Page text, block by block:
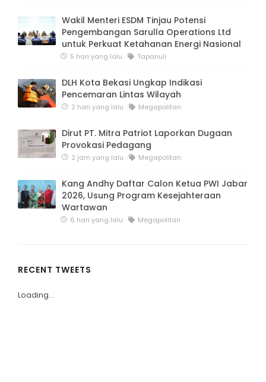
Wakil Menteri ESDM Tinjau Potensi
Pengembangan Sarulla Operations Ltd
untuk Perkuat Ketahanan Energi Nasional
5 hari yang lalu Tapanuli
DLH Kota Bekasi Ungkap Indikasi
Pencemaran Lintas Wilayah
2 hari yang lalu Megapolitan
Dirut PT. Mitra Patriot Laporkan Dugaan
Provokasi Pedagang
2 jam yang lalu Megapolitan
Kang Andhy Daftar Calon Ketua PWI Jabar
2026, Usung Program Kesejahteraan
Wartawan
6 hari yang lalu Megapolitan
RECENT TWEETS
Loading...